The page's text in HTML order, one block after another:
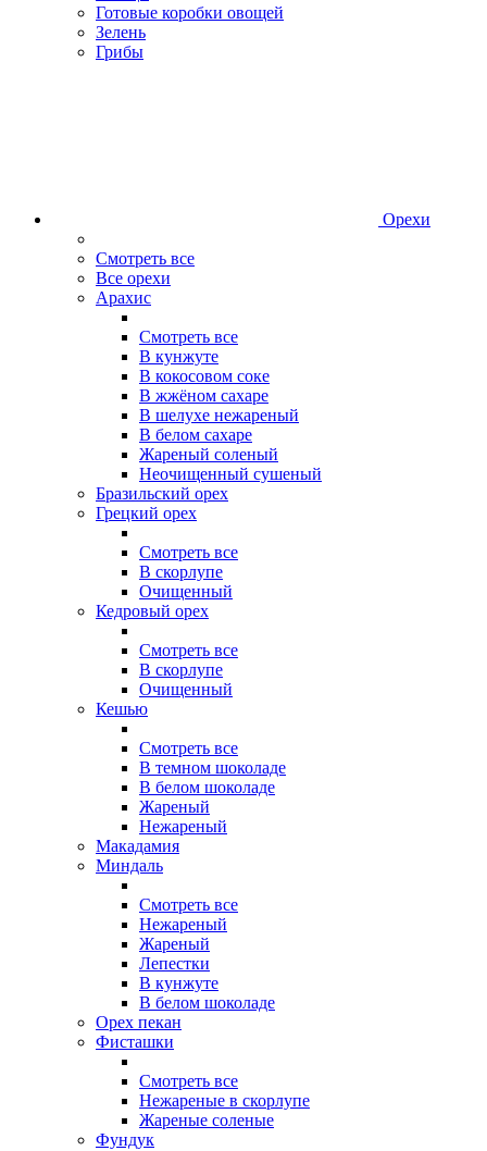
Готовые коробки овощей
Зелень
Грибы
Орехи
Смотреть все
Все орехи
Арахис
Смотреть все
В кунжуте
В кокосовом соке
В жжёном сахаре
В шелухе нежареный
В белом сахаре
Жареный соленый
Неочищенный сушеный
Бразильский орех
Грецкий орех
Смотреть все
В скорлупе
Очищенный
Кедровый орех
Смотреть все
В скорлупе
Очищенный
Кешью
Смотреть все
В темном шоколаде
В белом шоколаде
Жареный
Нежареный
Макадамия
Миндаль
Смотреть все
Нежареный
Жареный
Лепестки
В кунжуте
В белом шоколаде
Орех пекан
Фисташки
Смотреть все
Нежареные в скорлупе
Жареные соленые
Фундук